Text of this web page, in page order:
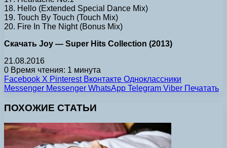
18. Hello (Extended Special Dance Mix)
19. Touch By Touch (Touch Mix)
20. Fire In The Night (Bonus Mix)
Скачать Joy — Super Hits Collection (2013)
21.08.2016
0 Время чтения: 1 минута
Facebook X Pinterest Вконтакте Одноклассники
Messenger Messenger WhatsApp Telegram Viber Печатать
ПОХОЖИЕ СТАТЬИ